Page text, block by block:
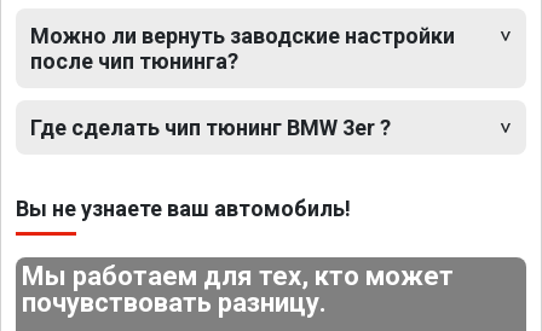
Можно ли вернуть заводские настройки
после чип тюнинга?
Где сделать чип тюнинг BMW 3er ?
Вы не узнаете ваш автомобиль!
Мы работаем для тех, кто может
почувствовать разницу.